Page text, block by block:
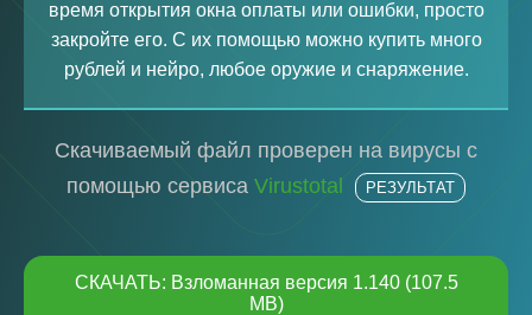
время открытия окна оплаты или ошибки, просто
закройте его. С их помощью можно купить много
рублей и нейро, любое оружие и снаряжение.
Скачиваемый файл проверен на вирусы с
помощью сервиса Virustotal РЕЗУЛЬТАТ
СКАЧАТЬ: Взломанная версия 1.140 (107.5
MB)